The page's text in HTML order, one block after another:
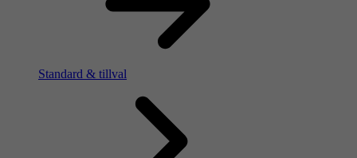
Standard & tillval